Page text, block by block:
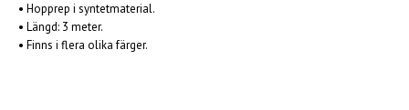
• Hopprep i syntetmaterial.
• Längd: 3 meter.
• Finns i flera olika färger.